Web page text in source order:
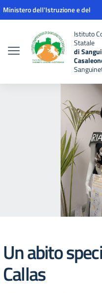
Vai ai contenuti
Vai al menu di navigazione
Vai al footer
Ministero dell'Istruzione e del
Istituto
Statale
di
Un abito
Callas